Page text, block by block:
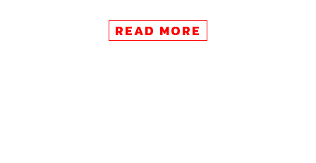
โดยพร้อมปฏิบัติภารกิจได้ทันทีเมื่อได้รับสั่งการจากรัฐบาล
READ MORE